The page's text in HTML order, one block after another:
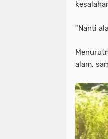
"Nanti
alam,